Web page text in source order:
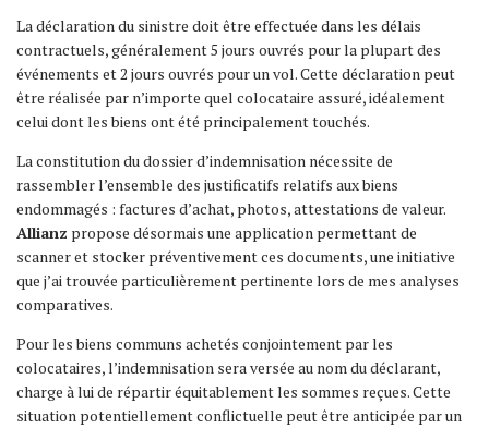
La déclaration du sinistre doit être effectuée dans les délais
contractuels, généralement 5 jours ouvrés pour la plupart des
événements et 2 jours ouvrés pour un vol. Cette déclaration peut
être réalisée par n’importe quel colocataire assuré, idéalement
celui dont les biens ont été principalement touchés.
La constitution du dossier d’indemnisation nécessite de
rassembler l’ensemble des justificatifs relatifs aux biens
endommagés : factures d’achat, photos, attestations de valeur.
Allianz propose désormais une application permettant de
scanner et stocker préventivement ces documents, une initiative
que j’ai trouvée particulièrement pertinente lors de mes analyses
comparatives.
Pour les biens communs achetés conjointement par les
colocataires, l’indemnisation sera versée au nom du déclarant,
charge à lui de répartir équitablement les sommes reçues. Cette
situation potentiellement conflictuelle peut être anticipée par un